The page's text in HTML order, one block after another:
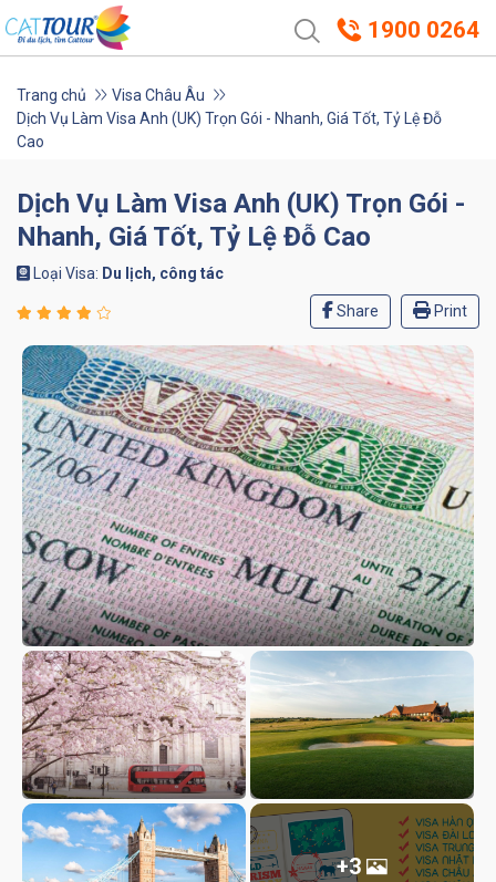
1900 0264
Trang chủ
Visa Châu Âu
Dịch Vụ Làm Visa Anh (UK) Trọn Gói - Nhanh, Giá Tốt, Tỷ Lệ Đỗ
Cao
Dịch Vụ Làm Visa Anh (UK) Trọn Gói -
Nhanh, Giá Tốt, Tỷ Lệ Đỗ Cao
Loại Visa: Du lịch, công tác
Share Print
+3